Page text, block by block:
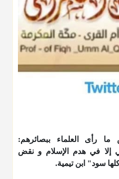
ما رأى العلماء ببصائرهم:
إلا في هدم الإسلام و نقض
سود" ابن تيمية.